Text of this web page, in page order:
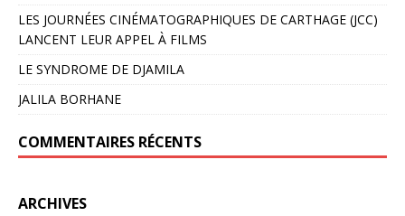
LES JOURNÉES CINÉMATOGRAPHIQUES DE CARTHAGE (JCC)
LANCENT LEUR APPEL À FILMS
LE SYNDROME DE DJAMILA
JALILA BORHANE
COMMENTAIRES RÉCENTS
ARCHIVES